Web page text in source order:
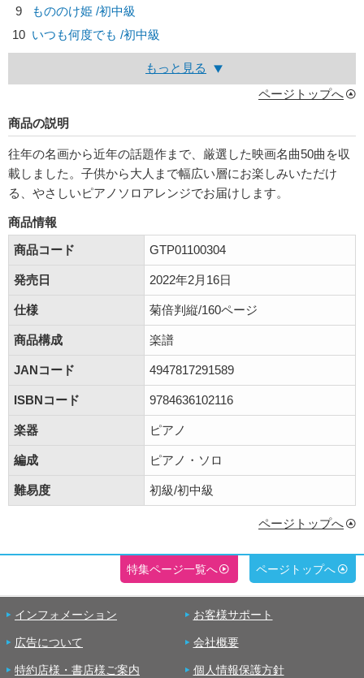
9
もののけ姫 /初中級
10 いつも何度でも /初中級
もっと見る
ページトップへ
商品の説明
往年の名画から近年の話題作まで、厳選した映画名曲50曲を収
載しました。子供から大人まで幅広い層にお楽しみいただけ
る、やさしいピアノソロアレンジでお届けします。
商品情報
商品コード
GTP01100304
発売日 2022年2月16日
仕様 菊倍判縦/160ページ
商品構成 楽譜
JANコード 4947817291589
ISBNコード 9784636102116
楽器 ピアノ
編成 ピアノ・ソロ
難易度 初級/初中級
ページトップへ
特集ページ一覧へ ページトップへ
インフォメーション お客様サポート
広告について 会社概要
特約店様・書店様ご案内 個人情報保護方針